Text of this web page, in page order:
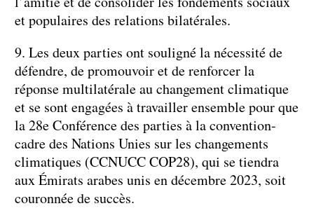
et populaires des relations bilatérales.
9. Les deux parties ont souligné la nécessité de
défendre, de promouvoir et de renforcer la
réponse multilatérale au changement climatique
et se sont engagées à travailler ensemble pour que
la 28e Conférence des parties à la convention-
cadre des Nations Unies sur les changements
climatiques (CCNUCC COP28), qui se tiendra
aux Émirats arabes unis en décembre 2023, soit
couronnée de succès.